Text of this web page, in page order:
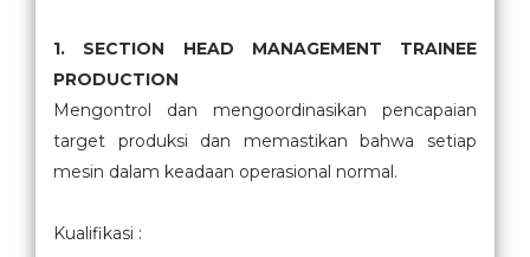
1. SECTION HEAD MANAGEMENT TRAINEE
PRODUCTION
Mengontrol dan mengoordinasikan pencapaian
target produksi dan memastikan bahwa setiap
mesin dalam keadaan operasional normal.
Kualifikasi :